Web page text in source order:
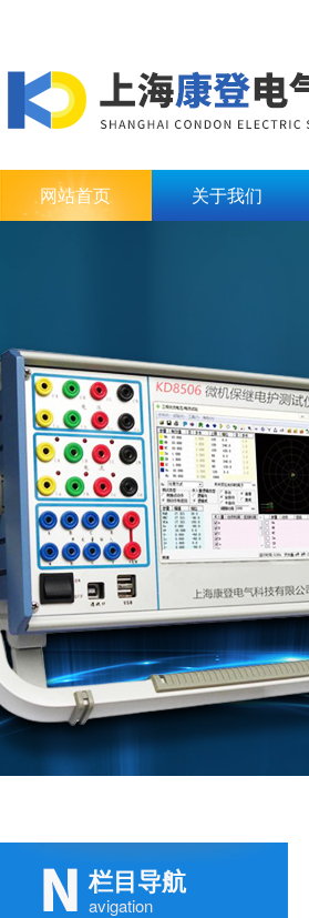
网站首页 关于我们
栏目导航
avigation